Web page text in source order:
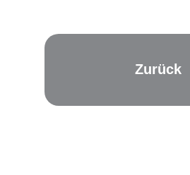
Zurück